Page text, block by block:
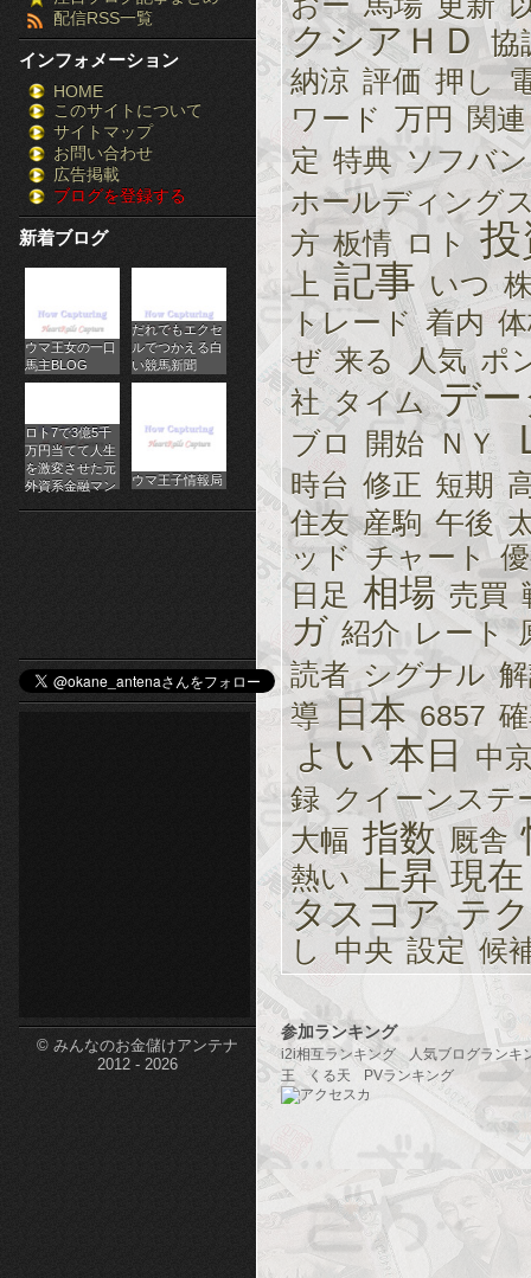
グ］-
株
FX
競
馬
パ
チ
ス
ロ
オ
ン
ラ
イ
ン
カ
ジ
etc-
配信RSS一覧
インフォメーション
HOME
このサイトについて
サイトマップ
お問い合わせ
広告掲載
ブログを登録する
新着ブログ
ウマ王女の一口
馬主BLOG
だれでもエクセ
ルでつかえる白
い競馬新聞
ロト7で3億5千
万円当てて人生
を激変させた元
外資系金融マン
ウマ王子情報局
© みんなのお金儲けアンテナ
2012 - 2026
クシアＨＤ
協
納涼 評価 押し
ワード 万円
関連
定 特典 ソフバ
ホールディング
方 板情 ロト 投
上 記事 いつ
トレード 着内
ぜ 来る 人気 ポ
社 タイム デ
ブロ 開始 ＮＹ
時台 修正 短期
住友 産駒 午後
ッド チャート
日足 相場 売買
ガ 紹介 レート
読者 シグナル
導 日本 6857
ょい 本日
中
録 クイーンステ
大幅 指数 厩舎
熱い 上昇 現在
タスコア テ
し 中央 設定 候
参加ランキング
i2i相互ランキング
人気ブログランキ
王
くる天 PVランキング